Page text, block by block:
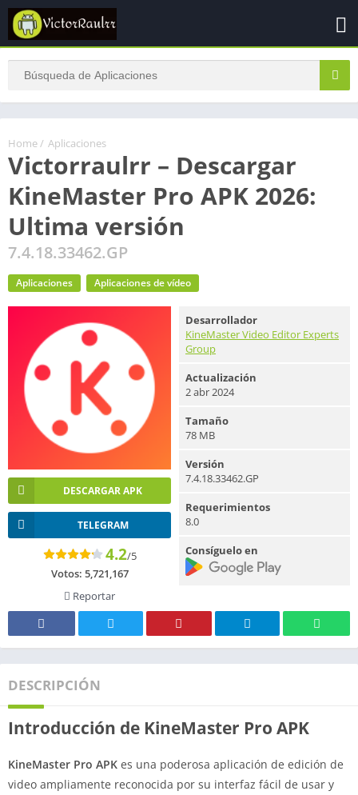
Home / Aplicaciones
Victorraulrr – Descargar
KineMaster Pro APK 2026:
Ultima versión
7.4.18.33462.GP
Aplicaciones Aplicaciones de vídeo
DESCARGAR APK
TELEGRAM
4.2/5
Votos: 5,721,167
Reportar
Desarrollador
KineMaster Video Editor Experts
Group
Actualización
2 abr 2024
Tamaño
78 MB
Versión
7.4.18.33462.GP
Requerimientos
8.0
Consíguelo en
DESCRIPCIÓN
Introducción de KineMaster Pro APK
KineMaster Pro APK es una poderosa aplicación de edición de
video ampliamente reconocida por su interfaz fácil de usar y